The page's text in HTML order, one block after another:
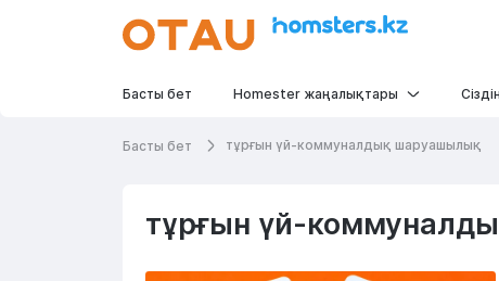
Басты бет Homester жаңалықтары
Басты бет тұрғын үй-коммуналдық шаруашылық
тұрғын үй-